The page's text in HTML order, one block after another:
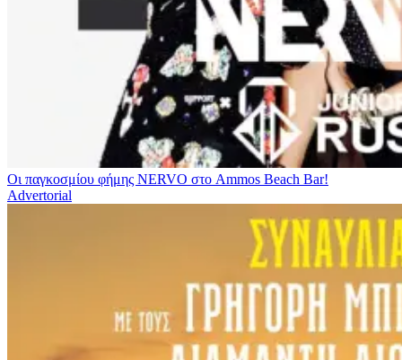
Οι παγκοσμίου φήμης NERVO στο Ammos Beach Bar!
Advertorial